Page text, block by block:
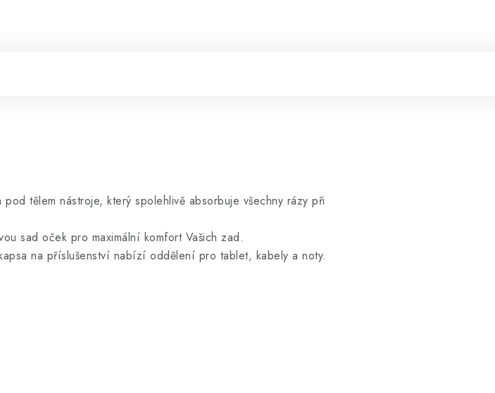
tělem nástroje, který spolehlivě absorbuje všechny rázy při
sad oček pro maximální komfort Vašich zad.
na příslušenství nabízí oddělení pro tablet, kabely a noty.